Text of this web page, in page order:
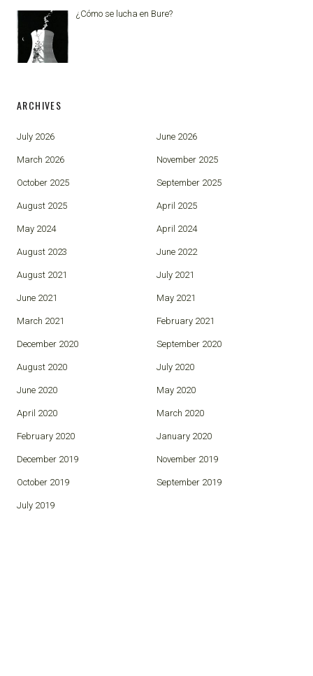
¿Cómo se lucha en Bure?
ARCHIVES
July 2026 June 2026
March 2026 November 2025
October 2025 September 2025
August 2025 April 2025
May 2024 April 2024
August 2023 June 2022
August 2021 July 2021
June 2021 May 2021
March 2021 February 2021
December 2020 September 2020
August 2020 July 2020
June 2020 May 2020
April 2020 March 2020
February 2020 January 2020
December 2019 November 2019
October 2019 September 2019
July 2019